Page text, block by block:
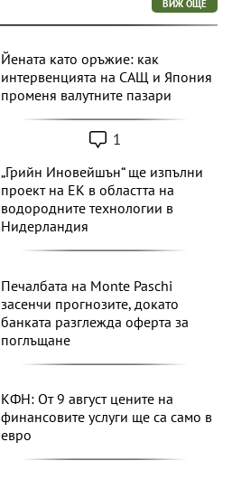
ВИЖ ОЩЕ
Йената като оръжие: как
интервенцията на САЩ и Япония
променя валутните пазари
1
„Грийн Иновейшън“ ще изпълни
проект на ЕК в областта на
водородните технологии в
Нидерландия
Печалбата на Monte Paschi
засенчи прогнозите, докато
банката разглежда оферта за
поглъщане
КФН: От 9 август цените на
финансовите услуги ще са само в
евро